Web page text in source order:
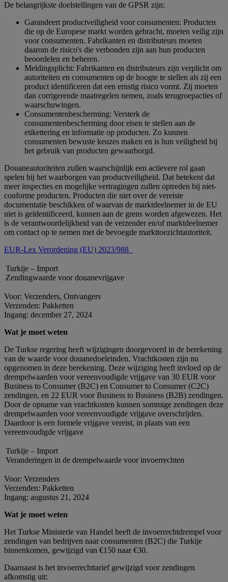
De belangrijkste doelstellingen van de GPSR zijn:
Garandeert productveiligheid voor consumenten: Producten
die op de Europese markt worden gebracht, moeten veilig zijn
voor consumenten. Fabrikanten en distributeurs moeten
daarom de risico's die verbonden zijn aan hun producten
beoordelen en beheren.
Meldingsplicht: Fabrikanten en distributeurs zijn verplicht om
autoriteiten en consumenten op de hoogte te stellen als zij een
product identificeren dat een ernstig risico vormt. Zij moeten
dan corrigerende maatregelen nemen, zoals terugroepacties of
waarschuwingen.
Consumentenbescherming: Versterk de
consumentenbescherming door eisen te stellen aan de
etikettering en informatie op producten. Zo kunnen
consumenten bewuste keuzes maken en is hun veiligheid bij
het gebruik van producten gewaarborgd.
Douaneautoriteiten zullen waarschijnlijk een actievere rol gaan
spelen bij het waarborgen van productveiligheid. Dat betekent dat
meer inspecties en mogelijke vertragingen zullen optreden bij niet-
conforme producten. Producten die niet over de vereiste
documentatie beschikken of waarvan de marktdeelnemer in de EU
niet is geïdentificeerd, kunnen aan de grens worden afgewezen. Het
is de verantwoordelijkheid van de verzender en/of marktdeelnemer
om contact op te nemen met de bevoegde markttoezichtautoriteit.
EUR-Lex Verordening (EU) 2023/988
Turkije – Import
Zendingwaarde voor douanevrijgave
Voor: Verzenders, Ontvangers
Verzenden: Pakketten
Ingang: december 27, 2024
Wat je moet weten
De Turkse regering heeft wijzigingen doorgevoerd in de berekening
van de waarde voor douanedoeleinden. Vrachtkosten zijn nu
opgenomen in deze berekening. Deze wijziging heeft invloed op de
drempelwaarden voor vereenvoudigde vrijgave van 30 EUR voor
Business to Consumer (B2C) en Consumer to Consumer (C2C)
zendingen, en 22 EUR voor Business to Business (B2B) zendingen.
Door de opname van vrachtkosten kunnen sommige zendingen deze
drempelwaarden voor vereenvoudigde vrijgave overschrijden.
Daardoor is een formele vrijgave vereist, in plaats van een
vereenvoudigde vrijgave
Turkije – Import
Veranderingen in de drempelwaarde voor invoerrechten
Voor: Verzenders
Verzenden: Pakketten
Ingang: augustus 21, 2024
Wat je moet weten
Het Turkse Ministerie van Handel heeft de invoerrechtdrempel voor
zendingen van bedrijven naar consumenten (B2C) die Turkije
binnenkomen, gewijzigd van €150 naar €30.
Daarnaast is het invoerrechttarief gewijzigd voor zendingen
afkomstig uit: